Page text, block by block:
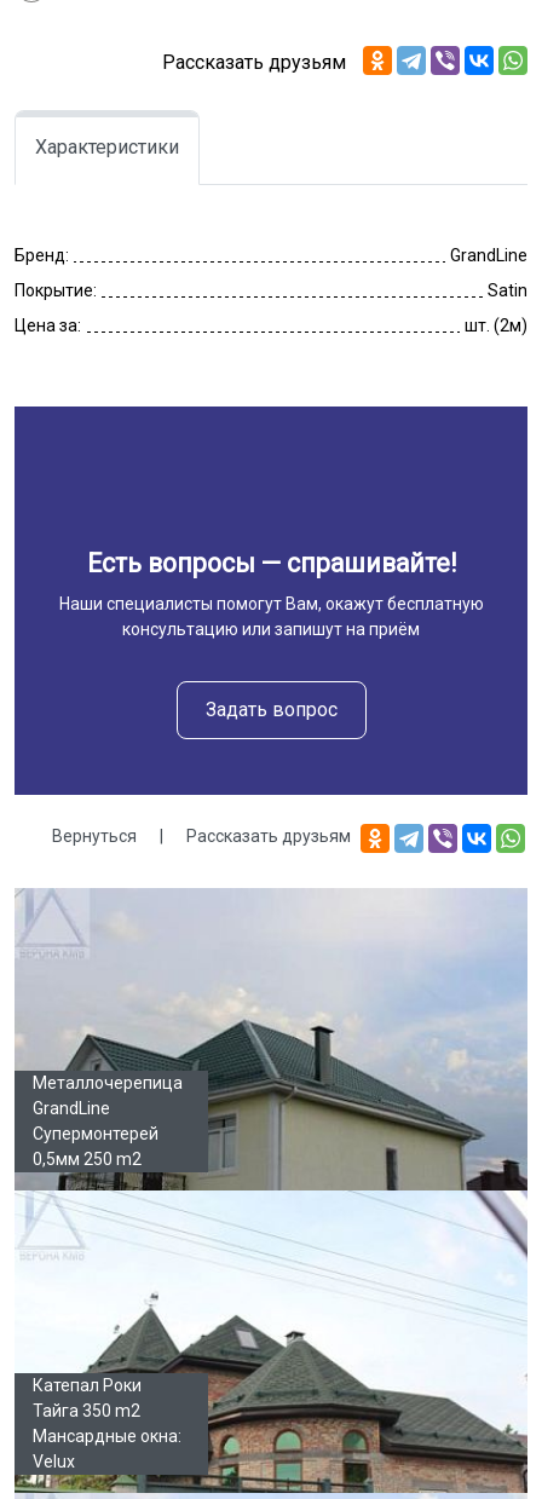
Рассказать друзьям
Характеристики
Бренд:
GrandLine
Покрытие:
Satin
Цена за:
шт. (2м)
Есть вопросы — спрашивайте!
Наши специалисты помогут Вам, окажут бесплатную
консультацию или запишут на приём
Задать вопрос
Вернуться | Рассказать друзьям
Галерея
Металлочерепица
GrandLine
Супермонтерей
0,5мм 250 m2
Катепал Роки
Тайга 350 m2
Мансардные окна:
Velux